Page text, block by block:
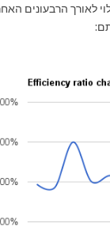
לאורך הרבעונים